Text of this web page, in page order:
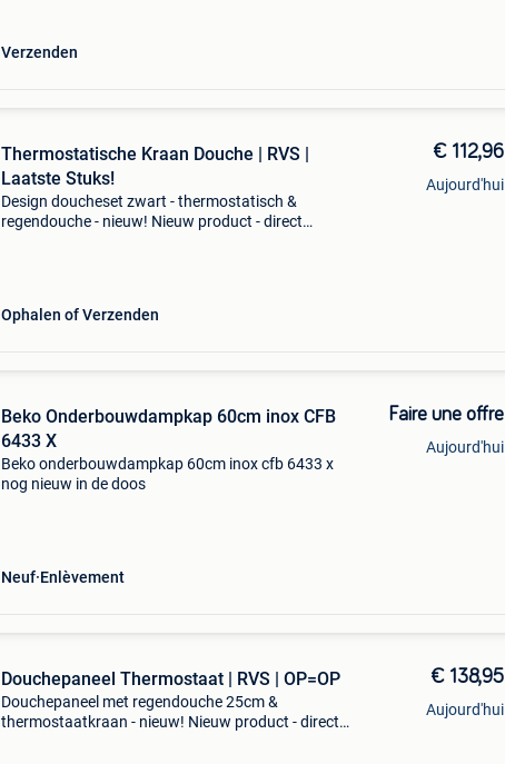
Verzenden
Thermostatische Kraan Douche | RVS |
Laatste Stuks!
Design doucheset zwart - thermostatisch &
regendouche - nieuw! Nieuw product - direct
Ophalen of Verzenden
€ 112,96
Aujourd'hui
Beko Onderbouwdampkap 60cm inox CFB
6433 X
Beko onderbouwdampkap 60cm inox cfb 6433 x
nog nieuw in de doos
Neuf Enlèvement
Faire une offre
Aujourd'hui
Douchepaneel Thermostaat | RVS | OP=OP
Douchepaneel met regendouche 25cm &
thermostaatkraan - nieuw! Nieuw product - direct
€ 138,95
Aujourd'hui